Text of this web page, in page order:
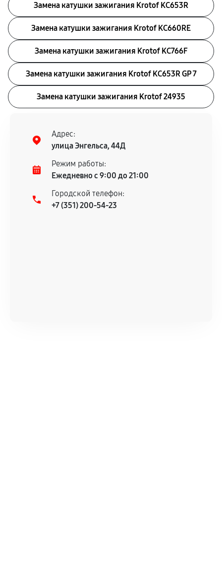
Замена катушки зажигания Krotof KC653R
Замена катушки зажигания Krotof KC660RE
Замена катушки зажигания Krotof KC766F
Замена катушки зажигания Krotof KC653R GP 7
Замена катушки зажигания Krotof 24935
Адрес:
улица Энгельса, 44Д
Режим работы:
Ежедневно с 9:00 до 21:00
Городской телефон:
+7 (351) 200-54-23